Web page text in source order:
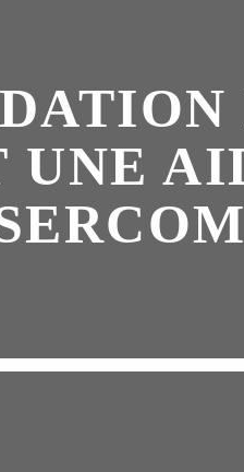
UNE